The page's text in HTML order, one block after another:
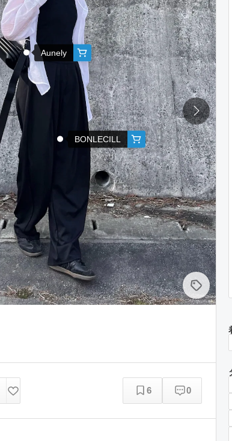
Aunely
BONLECILL
6 0